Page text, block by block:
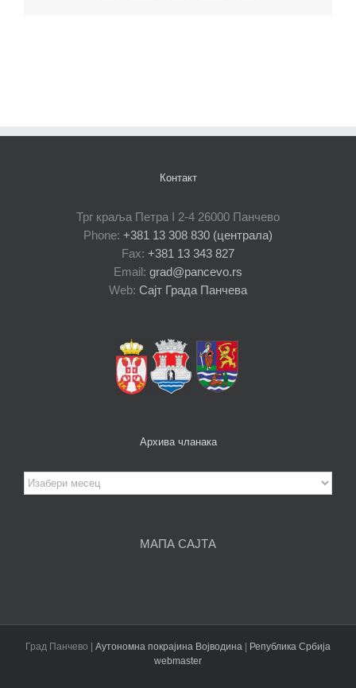
Контакт
Трг краља Петра I 2-4 26000 Панчево
Phone: +381 13 308 830 (централа)
Fax: +381 13 343 827
Email: grad@pancevo.rs
Web: Сајт Града Панчева
Архива чланака
Архива
чланака
МАПА САЈТА
Град Панчево | Аутономна покрајина Војводина | Република Србија
webmaster